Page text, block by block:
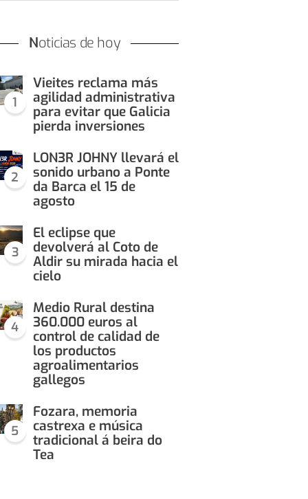
Noticias de hoy
1
Vieites reclama más
agilidad administrativa
para evitar que Galicia
pierda inversiones
2
LON3R JOHNY llevará el
sonido urbano a Ponte
da Barca el 15 de
agosto
3
El eclipse que
devolverá al Coto de
Aldir su mirada hacia el
cielo
4
Medio Rural destina
360.000 euros al
control de calidad de
los productos
agroalimentarios
gallegos
5
Fozara, memoria
castrexa e música
tradicional á beira do
Tea